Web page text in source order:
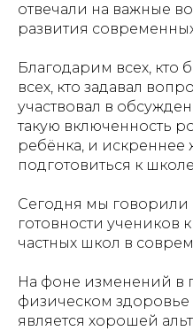
отвечали на важные
развития
Благодарим всех, кто
всех, кто задавал
участвовал в
такую включенность
ребёнка, и
подготовиться к
Сегодня мы говорили
готовности учеников
частных школ в
На фоне изменений в
физическом здоровье
является хорошей